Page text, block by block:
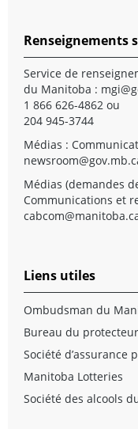
Renseignements
Service de
du Manitoba :
1 866 626-4862 ou
204 945-3744
Médias :
Médias (demandes
Communications et
Liens utiles
Ombudsman du
Bureau du
Société
Manitoba Lotteries
Société des alcools